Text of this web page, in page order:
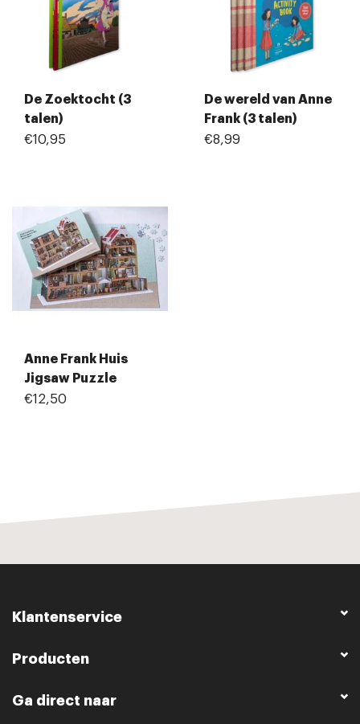
De Zoektocht (3
talen)
€10,95
De wereld van Anne
Frank (3 talen)
€8,99
Anne Frank Huis
Jigsaw Puzzle
€12,50
Klantenservice
Producten
Ga direct naar